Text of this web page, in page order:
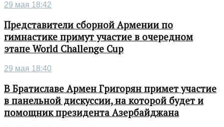
29 мая 18:42
Представители сборной Армении по
гимнастике примут участие в очередном
этапе World Challenge Cup
29 мая 18:40
В Братиславе Армен Григорян примет участие
в панельной дискуссии, на которой будет и
помощник президента Азербайджана